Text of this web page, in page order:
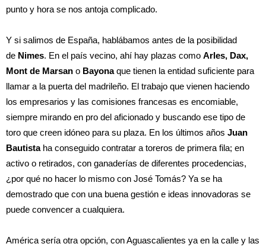
punto y hora se nos antoja complicado.
Y si salimos de España, hablábamos antes de la posibilidad
de Nimes. En el país vecino, ahí hay plazas como Arles, Dax,
Mont de Marsan o Bayonaque tienen la entidad suficiente para
llamar a la puerta del madrileño. El trabajo que vienen haciendo
los empresarios y las comisiones francesas es encomiable,
siempre mirando en pro del aficionado y buscando ese tipo de
toro que creen idóneo para su plaza. En los últimos años Juan
Bautista ha conseguido contratar a toreros de primera fila; en
activo o retirados, con ganaderías de diferentes procedencias,
¿por qué no hacer lo mismo con José Tomás? Ya se ha
demostrado que con una buena gestión e ideas innovadoras se
puede convencer a cualquiera.
América sería otra opción, con Aguascalientes ya en la calle y las